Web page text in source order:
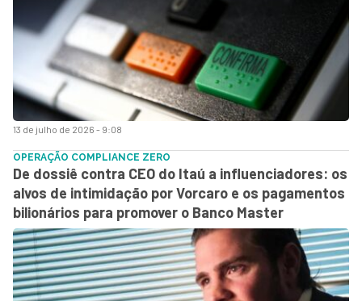
13 de julho de 2026 - 9:08
OPERAÇÃO COMPLIANCE ZERO
De dossiê contra CEO do Itaú a influenciadores: os
alvos de intimidação por Vorcaro e os pagamentos
bilionários para promover o Banco Master